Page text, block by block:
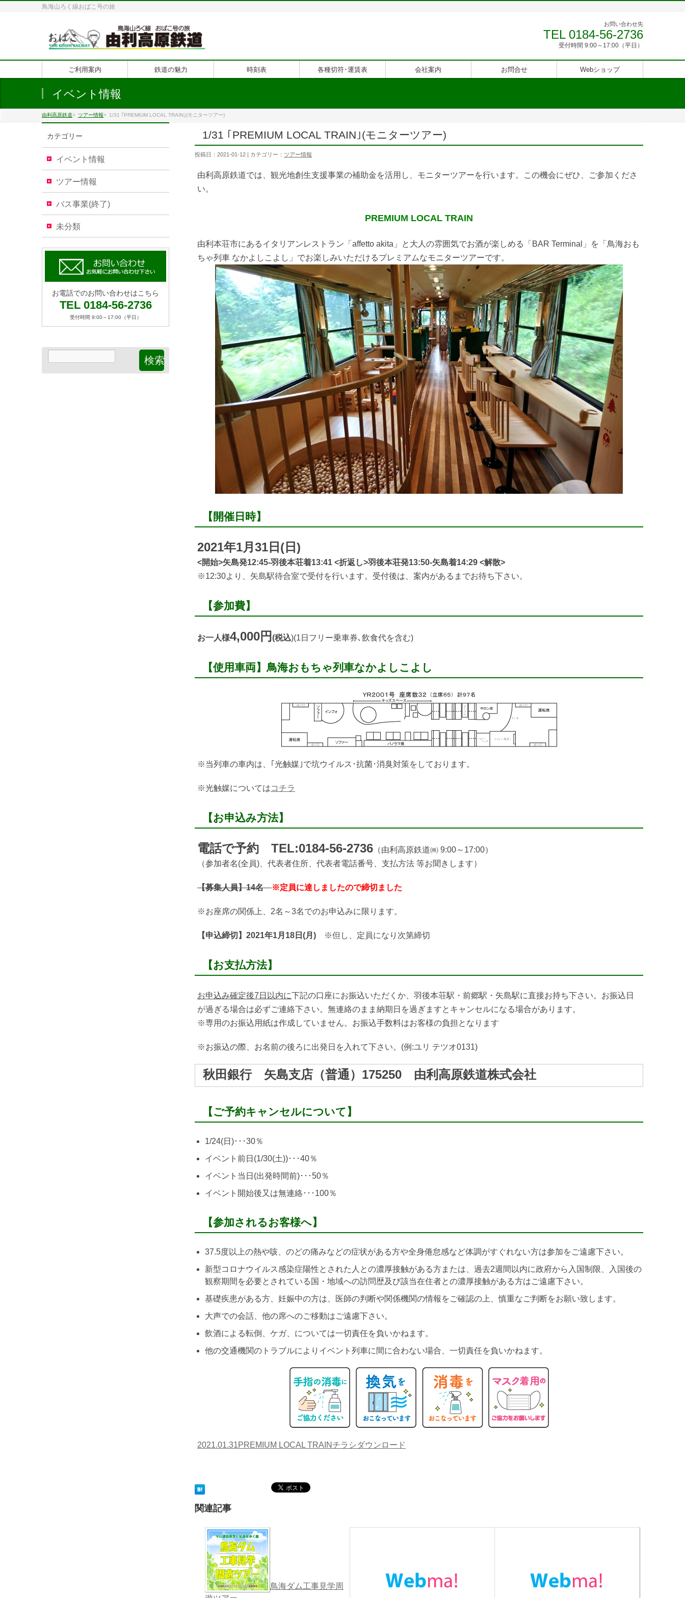
鳥海山ろく線おばこ号の旅
お問い合わせ先
TEL 0184-56-2736
受付時間 9:00～17:00（平日）
ご利用案内 鉄道の魅力 時刻表 各種切符･運賃表 会社案内 お問合せ Webショップ
イベント情報
由利高原鉄道> ツアー情報> 1/31 ｢PREMIUM LOCAL TRAIN｣(モニターツアー)
1/31 ｢PREMIUM LOCAL TRAIN｣(モニターツアー)
投稿日： 2021-01-12 | カテゴリー： ツアー情報
由利高原鉄道では、観光地創生支援事業の補助金を活用し、モニターツアーを行います。この機会にぜひ、ご参加くださ
い。
PREMIUM LOCAL TRAIN
由利本荘市にあるイタリアンレストラン「affetto akita」と大人の雰囲気でお酒が楽しめる「BAR Terminal」を「鳥海おも
ちゃ列車 なかよしこよし」でお楽しみいただけるプレミアムなモニターツアーです。
【開催日時】
2021年1月31日(日)
<開始>矢島発12:45‐羽後本荘着13:41 <折返し>羽後本荘発13:50‐矢島着14:29 <解散>
※12:30より、矢島駅待合室で受付を行います。受付後は、案内があるまでお待ち下さい。
【参加費】
お一人様4,000円 (税込)(1日フリー乗車券､飲食代を含む)
【使用車両】鳥海おもちゃ列車なかよしこよし
※当列車の車内は、｢光触媒｣で坑ウイルス･抗菌･消臭対策をしております。
※光触媒についてはコチラ
【お申込み方法】
電話で予約 TEL:0184-56-2736 （由利高原鉄道㈱ 9:00～17:00）
（参加者名(全員)、代表者住所、代表者電話番号、支払方法 等お聞きします）
【募集人員】14名※定員に達しましたので締切ました
※お座席の関係上、2名～3名でのお申込みに限ります。
【申込締切】2021年1月18日(月) ※但し、定員になり次第締切
【お支払方法】
お申込み確定後7 日以内に下記の口座にお振込いただくか、羽後本荘駅・前郷駅・矢島駅に直接お持ち下さい。お振込日
が過ぎる場合は必ずご連絡下さい。無連絡のまま納期日を過ぎますとキャンセルになる場合があります。
※専用のお振込用紙は作成していません。お振込手数料はお客様の負担となります
※お振込の際、お名前の後ろに出発日を入れて下さい。(例:ユリ テツオ0131)
秋田銀行 矢島支店（普通）175250 由利高原鉄道株式会社
【ご予約キャンセルについて】
1/24(日)･･･30％
イベント前日(1/30(土))･･･40％
イベント当日(出発時間前)･･･50％
イベント開始後又は無連絡･･･100％
【参加されるお客様へ】
37.5度以上の熱や咳、のどの痛みなどの症状がある方や全身倦怠感など体調がすぐれない方は参加をご遠慮下さい。
新型コロナウイルス感染症陽性とされた人との濃厚接触がある方または、過去2週間以内に政府から入国制限、入国後の
観察期間を必要とされている国・地域への訪問歴及び該当在住者との濃厚接触がある方はご遠慮下さい。
基礎疾患がある方、妊娠中の方は、医師の判断や関係機関の情報をご確認の上、慎重なご判断をお願い致します。
大声での会話、他の席へのご移動はご遠慮下さい。
飲酒による転倒、ケガ、については一切責任を負いかねます。
他の交通機関のトラブルによりイベント列車に間に合わない場合、一切責任を負いかねます。
2021.01.31PREMIUM LOCAL TRAINチラシダウンロード
関連記事
鳥海ダム工事見学周
カテゴリー
イベント情報
ツアー情報
バス事業(終了)
未分類
お電話でのお問い合わせはこちら
TEL 0184-56-2736
受付時間 9:00～17:00（平日）